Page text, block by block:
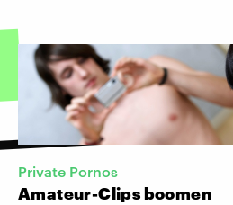
Private Pornos
Amateur-Clips boomen